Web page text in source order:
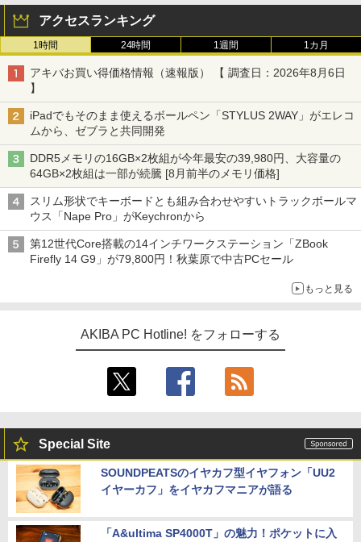
アクセスランキング
1時間 24時間 1週間 1カ月
アキバお買い得価格情報（速報版） 【 調査日：2026年8月6日
】
iPadでもそのまま使えるボールペン「STYLUS 2WAY」がエレコ
ムから、ゼブラと共同開発
DDR5メモリの16GB×2枚組が今年最安の39,980円、大容量の
64GB×2枚組は一部が続騰 [8月前半のメモリ価格]
スリム形状でキーボードとも組み合わせやすいトラックボールマ
ウス「Nape Pro」がKeychronから
第12世代Core搭載の14インチワークステーション「ZBook
Firefly 14 G9」が79,800円！秋葉原で中古PCセール
もっと見る
AKIBA PC Hotline! をフォローする
Special Site
SOUNDPEATSのイヤカフ型イヤフォン「UU2
イヤーカフ」をイヤカフマニアが語る
「A&ultima SP4000T」の魅力！ポケットに入